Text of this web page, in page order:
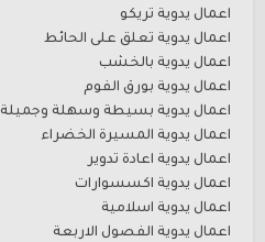
اعمال يدوية تريكو
اعمال يدوية تعلق على الحائط
اعمال يدوية بالخشب
اعمال يدوية بورق الفوم
اعمال يدوية بسيطة وسهلة وجميلة
اعمال يدوية المسيرة الخضراء
اعمال يدوية اعادة تدوير
اعمال يدوية اكسسوارات
اعمال يدوية اسلامية
اعمال يدوية الفصول الاربعة